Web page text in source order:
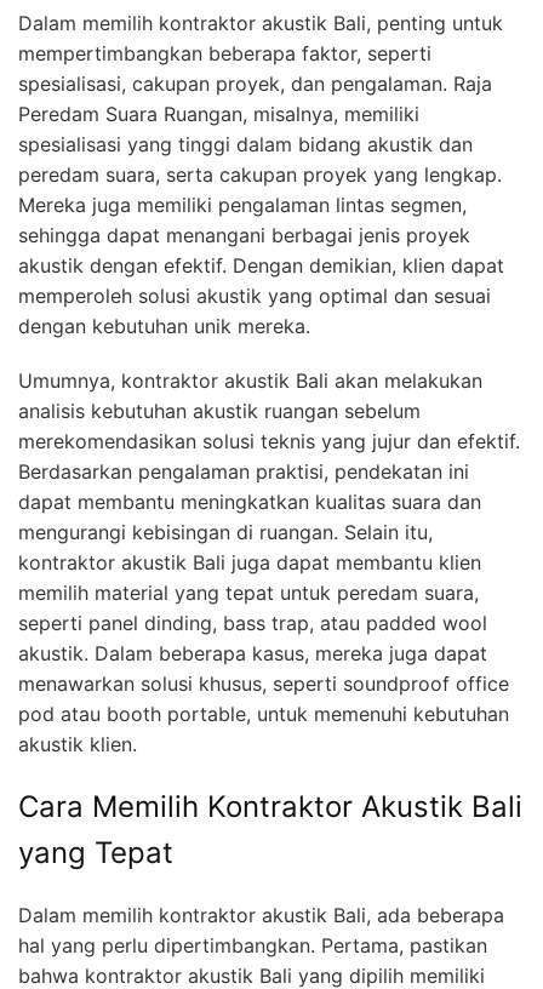
Dalam memilih kontraktor akustik Bali, penting untuk
mempertimbangkan beberapa faktor, seperti
spesialisasi, cakupan proyek, dan pengalaman. Raja
Peredam Suara Ruangan, misalnya, memiliki
spesialisasi yang tinggi dalam bidang akustik dan
peredam suara, serta cakupan proyek yang lengkap.
Mereka juga memiliki pengalaman lintas segmen,
sehingga dapat menangani berbagai jenis proyek
akustik dengan efektif. Dengan demikian, klien dapat
memperoleh solusi akustik yang optimal dan sesuai
dengan kebutuhan unik mereka.
Umumnya, kontraktor akustik Bali akan melakukan
analisis kebutuhan akustik ruangan sebelum
merekomendasikan solusi teknis yang jujur dan efektif.
Berdasarkan pengalaman praktisi, pendekatan ini
dapat membantu meningkatkan kualitas suara dan
mengurangi kebisingan di ruangan. Selain itu,
kontraktor akustik Bali juga dapat membantu klien
memilih material yang tepat untuk peredam suara,
seperti panel dinding, bass trap, atau padded wool
akustik. Dalam beberapa kasus, mereka juga dapat
menawarkan solusi khusus, seperti soundproof office
pod atau booth portable, untuk memenuhi kebutuhan
akustik klien.
Cara Memilih Kontraktor Akustik Bali
yang Tepat
Dalam memilih kontraktor akustik Bali, ada beberapa
hal yang perlu dipertimbangkan. Pertama, pastikan
bahwa kontraktor akustik Bali yang dipilih memiliki